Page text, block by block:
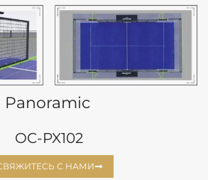
Panoramic
OC-PX102
С НАМИ